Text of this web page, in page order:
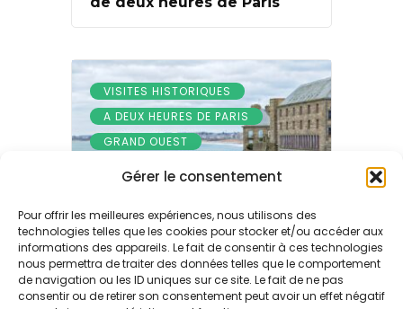
Gérer le consentement
Pour offrir les meilleures expériences, nous utilisons des
technologies telles que les cookies pour stocker et/ou accéder aux
informations des appareils. Le fait de consentir à ces technologies
nous permettra de traiter des données telles que le comportement
de navigation ou les ID uniques sur ce site. Le fait de ne pas
consentir ou de retirer son consentement peut avoir un effet négatif
VISITES HISTORIQUES
A DEUX HEURES DE PARIS
GRAND OUEST
21 April 2025
Vacances culture et grand
air en Bretagne